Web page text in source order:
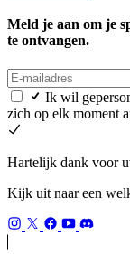
Meld je aan om je
te ontvangen.
Ik wil
zich op elk moment
Hartelijk dank voor
Kijk uit naar een